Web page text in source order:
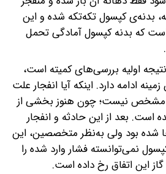
بدنه‌ی کپسول تکه‌تکه شده و این
که بدنه کپسول آمادگی تحمل
اولیه بررسی‌های کمیته است،
ادامه دارد. اینکه آیا انفجار علت
مشخص نیست؛ چون هنوز بخشی از
است. بعد از این حادثه و انفجار
شده بود ولی به‌نظر متخصصین، این
نمی‌توانسته فشار وارد شده را
این اتفاق رخ داده است.